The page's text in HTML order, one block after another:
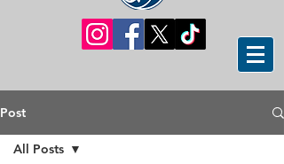
Post
All Posts